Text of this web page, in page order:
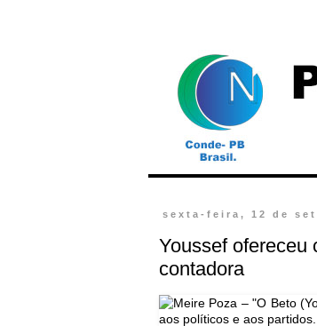
sexta-feira, 12 de
Youssef ofereceu
contadora